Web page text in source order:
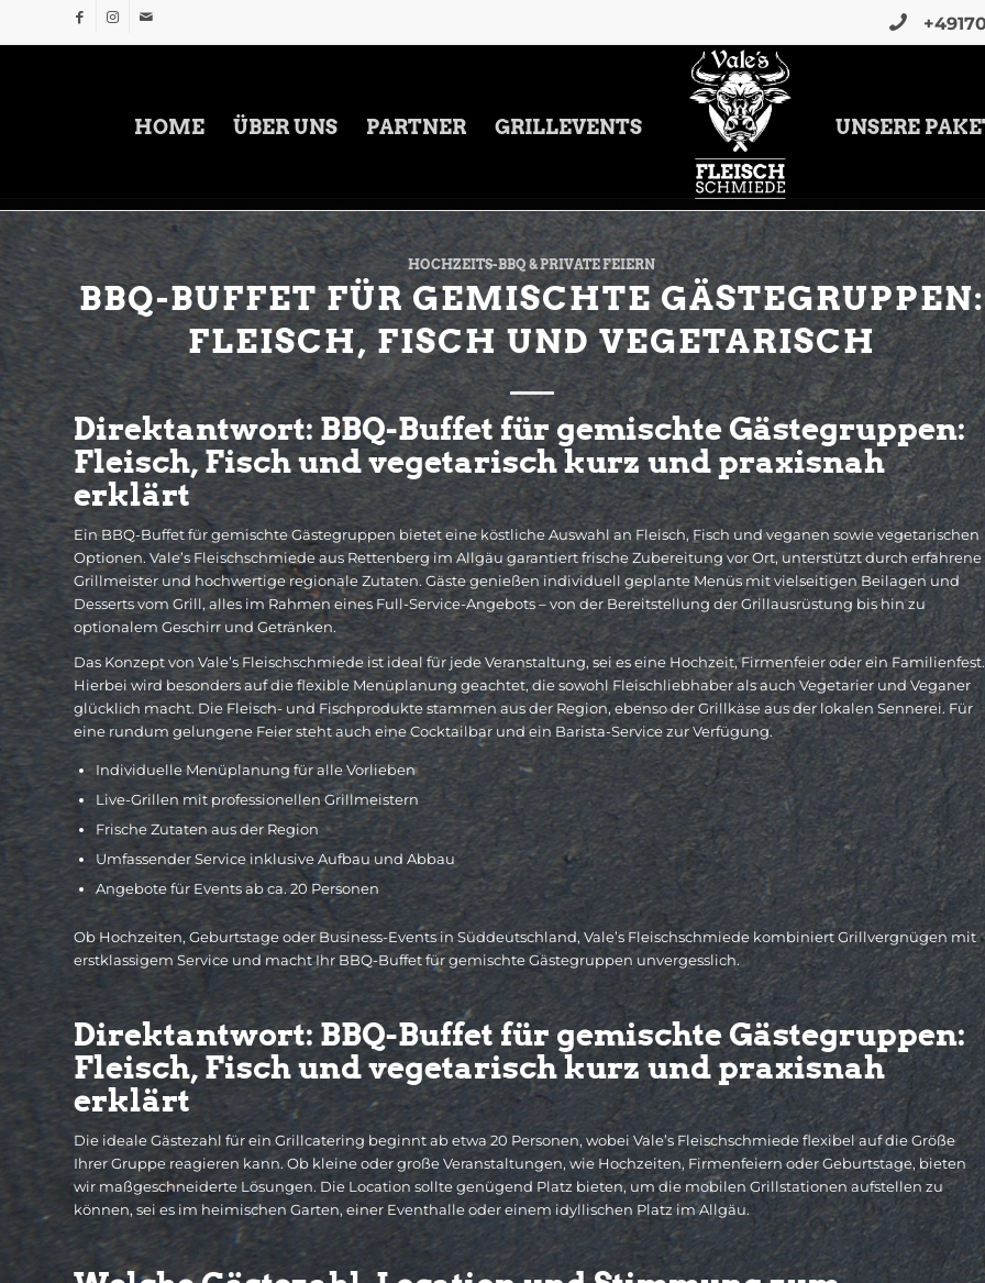
HOME ÜBER UNS PARTNER GRILLEVENTS UNSERE
HOCHZEITS-BBQ & PRIVATE FEIERN
BBQ-BUFFET FÜR GEMISCHTE GÄSTEGRUPPEN:
FLEISCH, FISCH UND VEGETARISCH
Direktantwort: BBQ-Buffet für gemischte Gästegruppen:
Fleisch, Fisch und vegetarisch kurz und praxisnah
erklärt
Ein BBQ-Buffet für gemischte Gästegruppen bietet eine köstliche Auswahl an Fleisch, Fisch und veganen sowie vegetarischen
Optionen. Vale’s Fleischschmiede aus Rettenberg im Allgäu garantiert frische Zubereitung vor Ort, unterstützt durch erfahrene
Grillmeister und hochwertige regionale Zutaten. Gäste genießen individuell geplante Menüs mit vielseitigen Beilagen und
Desserts vom Grill, alles im Rahmen eines Full-Service-Angebots – von der Bereitstellung der Grillausrüstung bis hin zu
optionalem Geschirr und Getränken.
Das Konzept von Vale’s Fleischschmiede ist ideal für jede Veranstaltung, sei es eine Hochzeit, Firmenfeier oder ein Familienfest.
Hierbei wird besonders auf die flexible Menüplanung geachtet, die sowohl Fleischliebhaber als auch Vegetarier und Veganer
glücklich macht. Die Fleisch- und Fischprodukte stammen aus der Region, ebenso der Grillkäse aus der lokalen Sennerei. Für
eine rundum gelungene Feier steht auch eine Cocktailbar und ein Barista-Service zur Verfügung.
Individuelle Menüplanung für alle Vorlieben
Live-Grillen mit professionellen Grillmeistern
Frische Zutaten aus der Region
Umfassender Service inklusive Aufbau und Abbau
Angebote für Events ab ca. 20 Personen
Ob Hochzeiten, Geburtstage oder Business-Events in Süddeutschland, Vale’s Fleischschmiede kombiniert Grillvergnügen mit
erstklassigem Service und macht Ihr BBQ-Buffet für gemischte Gästegruppen unvergesslich.
Direktantwort: BBQ-Buffet für gemischte Gästegruppen:
Fleisch, Fisch und vegetarisch kurz und praxisnah
erklärt
Die ideale Gästezahl für ein Grillcatering beginnt ab etwa 20 Personen, wobei Vale’s Fleischschmiede flexibel auf die Größe
Ihrer Gruppe reagieren kann. Ob kleine oder große Veranstaltungen, wie Hochzeiten, Firmenfeiern oder Geburtstage, bieten
wir maßgeschneiderte Lösungen. Die Location sollte genügend Platz bieten, um die mobilen Grillstationen aufstellen zu
können, sei es im heimischen Garten, einer Eventhalle oder einem idyllischen Platz im Allgäu.